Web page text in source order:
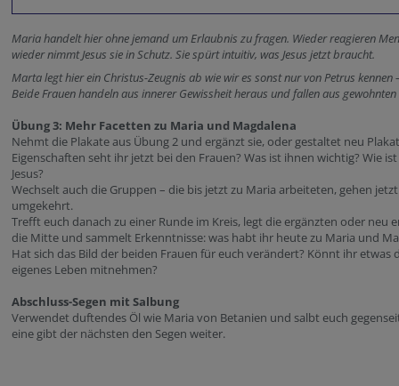
Maria handelt hier ohne jemand um Erlaubnis zu fragen. Wieder reagieren
wieder nimmt Jesus sie in Schutz. Sie spürt intuitiv, was Jesus jetzt braucht.
Marta legt hier ein Christus-Zeugnis ab wie wir es sonst nur von Petrus kennen
Beide Frauen handeln aus innerer Gewissheit heraus und fallen aus
Übung 3: Mehr Facetten zu Maria und Magdalena
Nehmt die Plakate aus Übung 2 und ergänzt sie, oder gestaltet neu
Eigenschaften seht ihr jetzt bei den Frauen? Was ist ihnen wichtig? Wie
Jesus?
Wechselt auch die Gruppen – die bis jetzt zu Maria arbeiteten, gehen
umgekehrt.
Trefft euch danach zu einer Runde im Kreis, legt die ergänzten oder neu
die Mitte und sammelt Erkenntnisse: was habt ihr heute zu Maria und
Hat sich das Bild der beiden Frauen für euch verändert? Könnt ihr etwas
eigenes Leben mitnehmen?
Abschluss-Segen mit Salbung
Verwendet duftendes Öl wie Maria von Betanien und salbt euch
eine gibt der nächsten den Segen weiter.